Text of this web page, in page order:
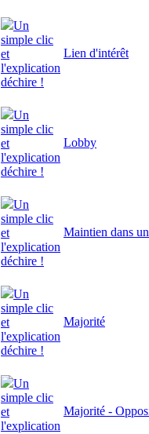
Un
simple clic
et
l'explication
déchire !
Lien d'intérêt
Un
simple clic
et
l'explication
déchire !
Lobby
Un
simple clic
et
l'explication
déchire !
Maintien dans
Un
simple clic
et
l'explication
déchire !
Majorité
Un
simple clic
et
l'explication
Majorité -